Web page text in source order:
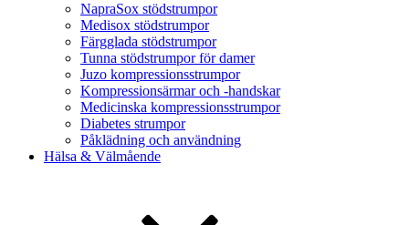
NapraSox stödstrumpor
Medisox stödstrumpor
Färgglada stödstrumpor
Tunna stödstrumpor för damer
Juzo kompressionsstrumpor
Kompressionsärmar och -handskar
Medicinska kompressionsstrumpor
Diabetes strumpor
Påklädning och användning
Hälsa & Välmående